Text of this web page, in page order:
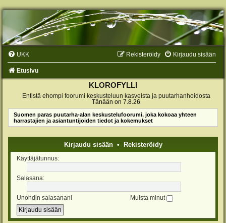
UKK Kirjaudu sisään
Rekisteröidy
Etusivu
KLOROFYLLI
Entistä ehompi foorumi keskusteluun kasveista ja puutarhanhoidosta
Tänään on 7.8.26
Suomen paras puutarha-alan keskustelufoorumi, joka kokoaa yhteen
harrastajien ja asiantuntijoiden tiedot ja kokemukset
Kirjaudu sisään• Rekisteröidy
Käyttäjätunnus:
Salasana:
Unohdin salasanani Muista minut